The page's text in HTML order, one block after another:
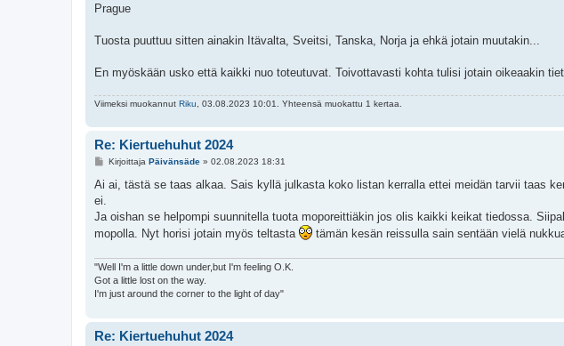
Prague
Tuosta puuttuu sitten ainakin Itävalta, Sveitsi, Tanska, Norja ja ehkä jotain muutakin...
En myöskään usko että kaikki nuo toteutuvat. Toivottavasti kohta tulisi jotain oikeaakin
Viimeksi muokannut Riku , 03.08.2023 10:01. Yhteensä muokattu 1 kertaa.
Re: Kiertuehuhut 2024
V
e
t
i
Kirjoittaja Päivänsäde» 02.08.2023 18:31
Ai ai, tästä se taas alkaa. Sais kyllä julkasta koko listan kerralla ettei meidän tarvii taas
ei.
Ja oishan se helpompi suunnitella tuota moporeittiäkin jos olis kaikki keikat tiedossa.
mopolla. Nyt horisi jotain myös teltasta
tämän kesän reissulla sain sentään vielä
"Well I'm a little down under,but I'm feeling O.K.
Got a little lost on the way.
I'm just around the corner to the light of day"
Re: Kiertuehuhut 2024